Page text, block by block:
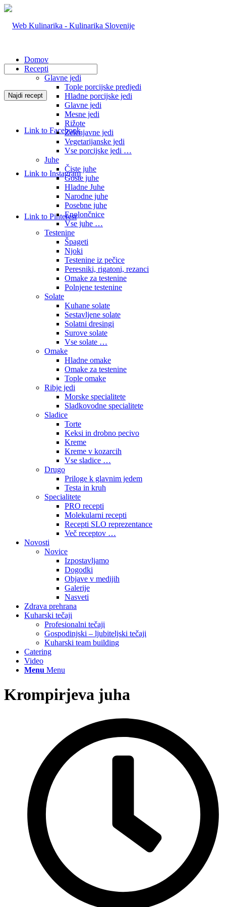
Link to Facebook
Link to Instagram
Link to Pinterest
Domov
Recepti
Glavne jedi
Tople porcijske predjedi
Hladne porcijske jedi
Glavne jedi
Mesne jedi
Rižote
Zelenjavne jedi
Vegetarijanske jedi
Vse porcijske jedi …
Juhe
Čiste juhe
Goste juhe
Hladne Juhe
Narodne juhe
Posebne juhe
Enolončnice
Vse juhe …
Testenine
Špageti
Njoki
Testenine iz pečice
Peresniki, rigatoni, rezanci
Omake za testenine
Polnjene testenine
Solate
Kuhane solate
Sestavljene solate
Solatni dresingi
Surove solate
Vse solate …
Omake
Hladne omake
Omake za testenine
Tople omake
Ribje jedi
Morske specialitete
Sladkovodne specialitete
Sladice
Torte
Keksi in drobno pecivo
Kreme
Kreme v kozarcih
Vse sladice …
Drugo
Priloge k glavnim jedem
Testa in kruh
Specialitete
PRO recepti
Molekularni recepti
Recepti SLO reprezentance
Več receptov …
Novosti
Novice
Izpostavljamo
Dogodki
Objave v medijih
Galerije
Nasveti
Zdrava prehrana
Kuharski tečaji
Profesionalni tečaji
Gospodinjski – ljubiteljski tečaji
Kuharski team building
Catering
Video
Menu Menu
Krompirjeva juha